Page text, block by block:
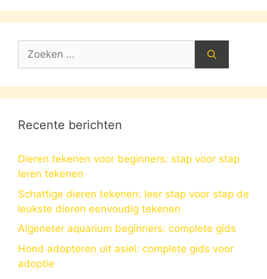
Zoek
Recente berichten
Dieren tekenen voor beginners: stap voor stap
leren tekenen
Schattige dieren tekenen: leer stap voor stap de
leukste dieren eenvoudig tekenen
Algeneter aquarium beginners: complete gids
Hond adopteren uit asiel: complete gids voor
adoptie